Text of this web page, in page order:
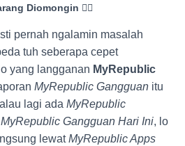
Diomongin 😮‍💨
pernah ngalamin masalah
tuh seberapa cepet
yang langganan MyRepublic
MyRepublic Gangguan itu
lagi ada MyRepublic
MyRepublic Gangguan Hari Ini, lo
lewatMyRepublic Apps